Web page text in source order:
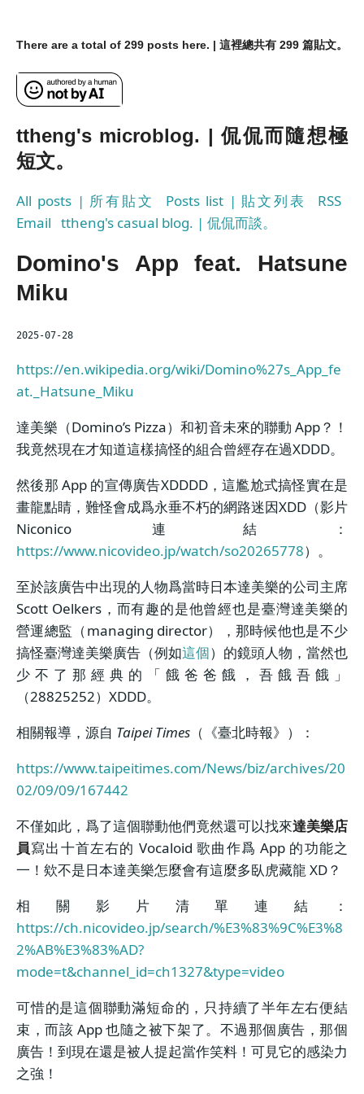
There are a total of 299 posts here. | 這裡總共有 299 篇貼文。
ttheng's microblog. | 侃侃而隨想極
短文。
All posts | 所有貼文 Posts list | 貼文列表
RSS
Email ttheng's casual blog. | 侃侃而談。
Domino's App feat. Hatsune
Miku
2025-07-28
https://en.wikipedia.org/wiki/Domino%27s_App_fe
at._Hatsune_Miku
達美樂（Domino’s Pizza）和初音未來的聯動 App？！
我竟然現在才知道這樣搞怪的組合曾經存在過XDDD。
然後那 App 的宣傳廣告XDDDD，這尷尬式搞怪實在是
畫龍點睛，難怪會成爲永垂不朽的網路迷因XDD（影片
Niconico 連結：
https://www.nicovideo.jp/watch/so20265778）。
至於該廣告中出現的人物爲當時日本達美樂的公司主席
Scott Oelkers，而有趣的是他曾經也是臺灣達美樂的
營運總監（managing director），那時候他也是不少
搞怪臺灣達美樂廣告（例如這個）的鏡頭人物，當然也
少不了那經典的「餓爸爸餓，吾餓吾餓」
（28825252）XDDD。
相關報導，源自 Taipei Times （《臺北時報》）：
https://www.taipeitimes.com/News/biz/archives/20
02/09/09/167442
不僅如此，爲了這個聯動他們竟然還可以找來達美樂店
員寫出十首左右的 Vocaloid 歌曲作爲 App 的功能之
一！欸不是日本達美樂怎麼會有這麼多臥虎藏龍 XD？
相關影片清單連結：
https://ch.nicovideo.jp/search/%E3%83%9C%E3%8
2%AB%E3%83%AD?
mode=t&channel_id=ch1327&type=video
可惜的是這個聯動滿短命的，只持續了半年左右便結
束，而該 App 也隨之被下架了。不過那個廣告，那個
廣告！到現在還是被人提起當作笑料！可見它的感染力
之強！